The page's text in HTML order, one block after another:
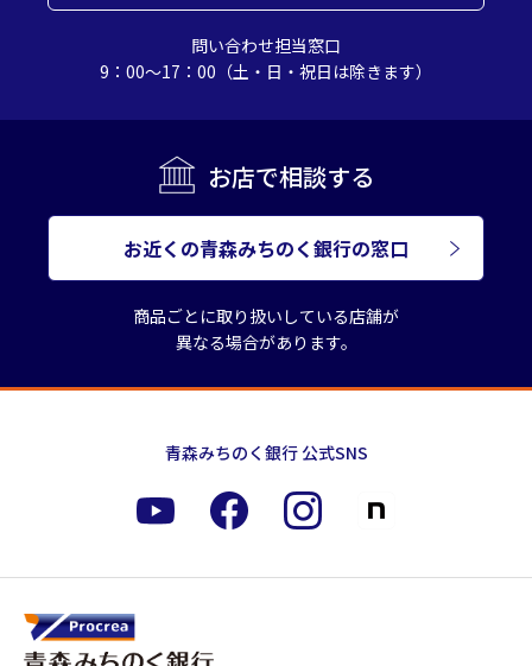
問い合わせ担当窓口
9：00～17：00（土・日・祝日は除きます）
お店で相談する
お近くの青森みちのく銀行の窓口
商品ごとに取り扱いしている店舗が
異なる場合があります。
青森みちのく銀行 公式SNS